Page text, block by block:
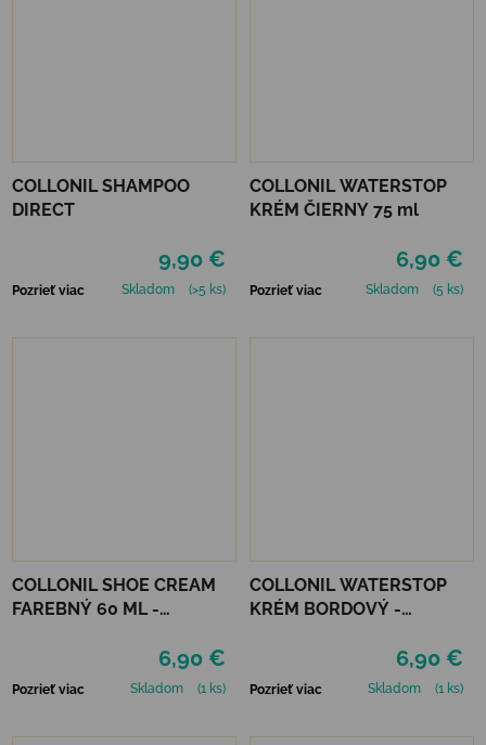
COLLONIL SHAMPOO
DIRECT
9,90 €
Pozrieť viac Skladom (>5 ks)
COLLONIL WATERSTOP
KRÉM ČIERNY 75 ml
6,90 €
Pozrieť viac Skladom (5 ks)
COLLONIL SHOE CREAM
FAREBNÝ 60 ML -
6,90 €
Pozrieť viac Skladom (1 ks)
COLLONIL WATERSTOP
KRÉM BORDOVÝ -
6,90 €
Pozrieť viac Skladom (1 ks)